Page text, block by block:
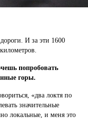
И за эти 1600
попробовать
горы.
«два локтя по
значительные
локальные, и меня это